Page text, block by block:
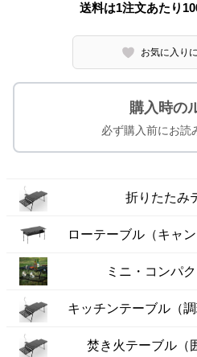
送料は1注文あたり
お気に入り
購入時の
必ず購入前にお読
折りたたみ
ローテーブル（キャ
ミニ・コンパ
キッチンテーブル（
焚き火テーブル（